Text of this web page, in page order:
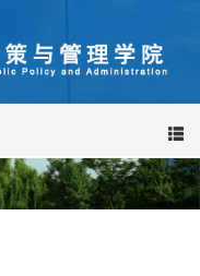
导
航
栏